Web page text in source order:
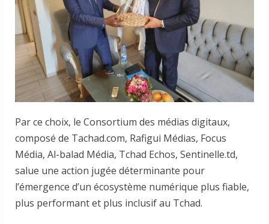
Par ce choix, le Consortium des médias digitaux,
composé de Tachad.com, Rafigui Médias, Focus
Média, Al-balad Média, Tchad Echos, Sentinelle.td,
salue une action jugée déterminante pour
l’émergence d’un écosystème numérique plus fiable,
plus performant et plus inclusif au Tchad.